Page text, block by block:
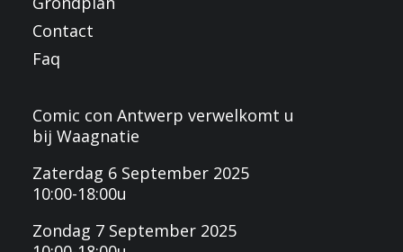
Contact
Faq
Comic con Antwerp verwelkomt u
bij Waagnatie
Zaterdag 6 September 2025
10:00-18:00u
Zondag 7 September 2025